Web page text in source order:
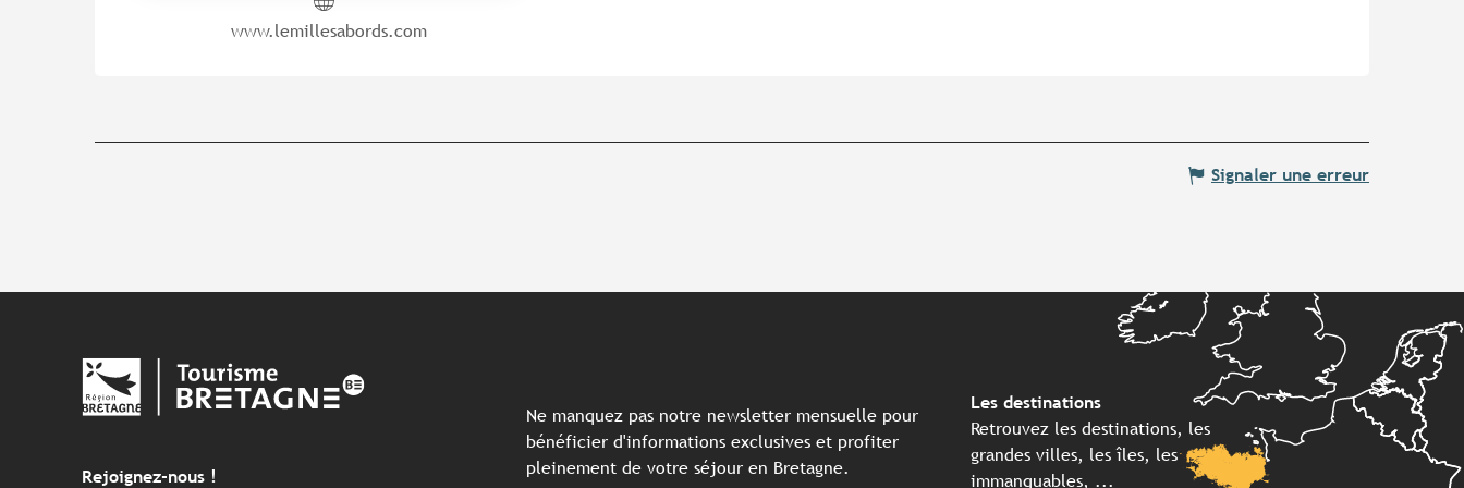
www.lemillesabords.com
Signaler une erreur
Rejoignez-nous !
Ne manquez pas notre newsletter mensuelle pour
bénéficier d'informations exclusives et profiter
pleinement de votre séjour en Bretagne.
Les destinations
Retrouvez les destinations, les
grandes villes, les îles, les
immanquables, ...